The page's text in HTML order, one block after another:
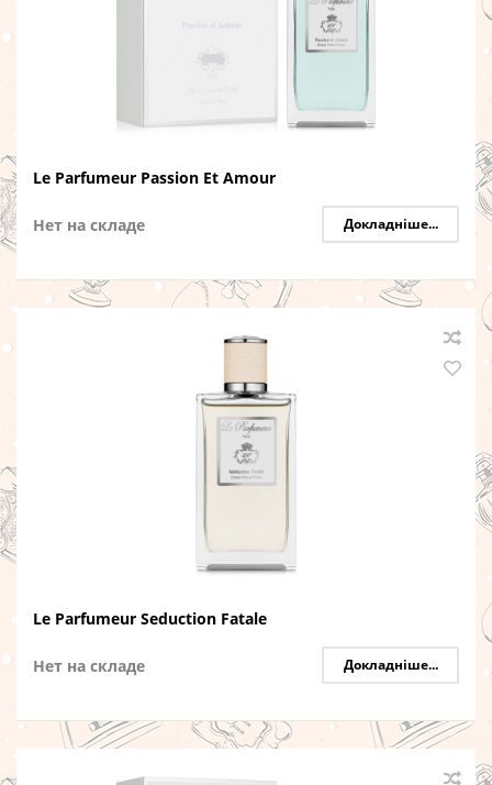
Le Parfumeur Passion Et Amour
Нет на складе Докладніше...
Le Parfumeur Seduction Fatale
Нет на складе Докладніше...